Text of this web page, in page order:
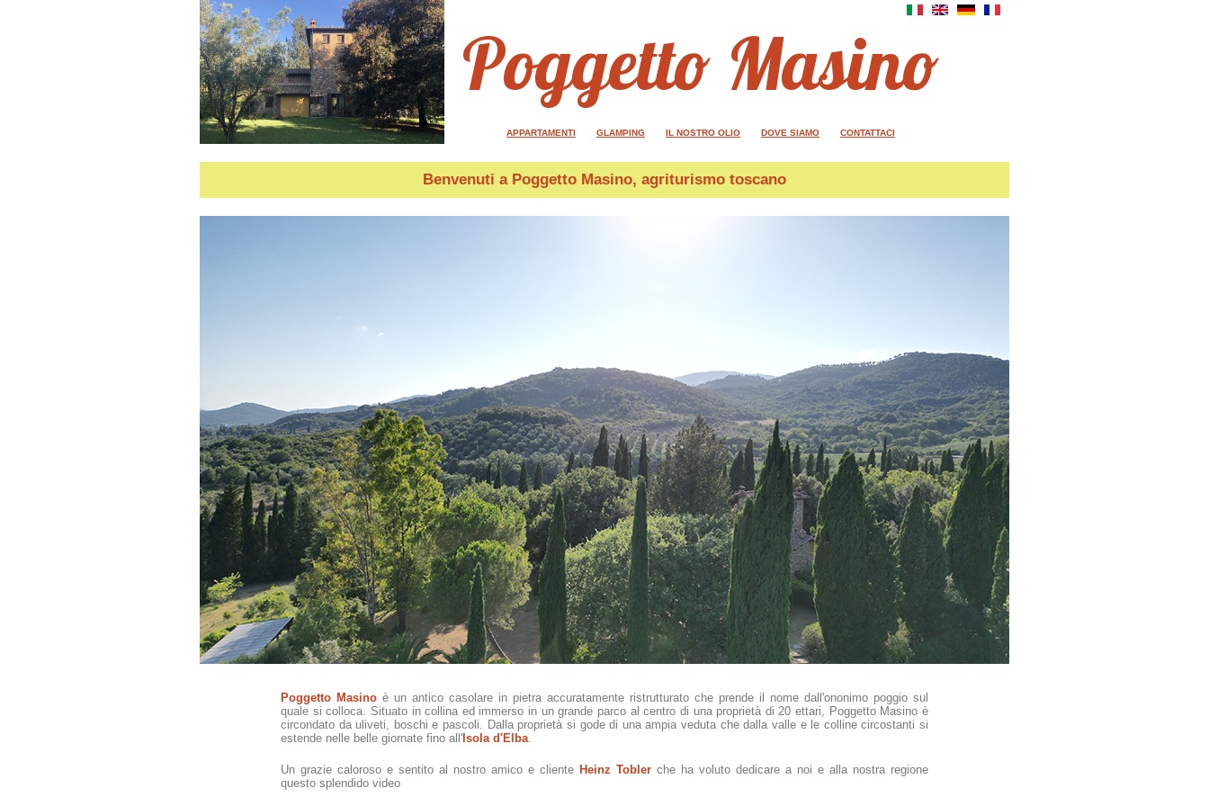
Poggetto Masino
APPARTAMENTI GLAMPING IL NOSTRO OLIO DOVE SIAMO CONTATTACI
Benvenuti a Poggetto Masino, agriturismo toscano
Poggetto Masino è un antico casolare in pietra accuratamente ristrutturato che prende il nome dall'ononimo poggio sul
quale si colloca. Situato in collina ed immerso in un grande parco al centro di una proprietà di 20 ettari, Poggetto Masino è
circondato da uliveti, boschi e pascoli. Dalla proprietà si gode di una ampia veduta che dalla valle e le colline circostanti si
estende nelle belle giornate fino all'Isola d'Elba
Un grazie caloroso e sentito al nostro amico e cliente Heinz Tobler che ha voluto dedicare a noi e alla nostra regione
questo splendido video